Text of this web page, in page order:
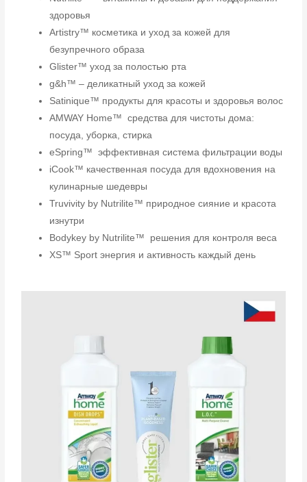
здоровья
Artistry™ косметика и уход за кожей для
безупречного образа
Glister™ уход за полостью рта
g&h™ – деликатный уход за кожей
Satinique™ продукты для красоты и здоровья волос
AMWAY Home™ средства для чистоты дома:
посуда, уборка, стирка
eSpring™ эффективная система фильтрации воды
iCook™ качественная посуда для вдохновения на
кулинарные шедевры
Truvivity by Nutrilite™ природное сияние и красота
изнутри
Bodykey by Nutrilite™ решения для контроля веса
XS™ Sport энергия и активность каждый день